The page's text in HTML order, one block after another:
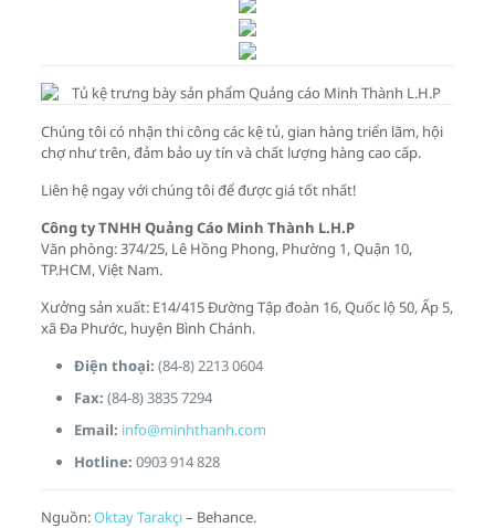
Chúng tôi có nhận thi công các kệ tủ, gian hàng triển lãm, hội
chợ như trên, đảm bảo uy tín và chất lượng hàng cao cấp.
Liên hệ ngay với chúng tôi để được giá tốt nhất!
Công ty TNHH Quảng Cáo Minh Thành L.H.P
Văn phòng: 374/25, Lê Hồng Phong, Phường 1, Quận 10,
TP.HCM, Việt Nam.
Xưởng sản xuất: E14/415 Đường Tập đoàn 16, Quốc lộ 50, Ấp 5,
xã Đa Phước, huyện Bình Chánh.
Điện thoại: (84-8) 2213 0604
Fax: (84-8) 3835 7294
Email: info@minhthanh.com
Hotline: 0903 914 828
Nguồn:Oktay Tarakçı– Behance.